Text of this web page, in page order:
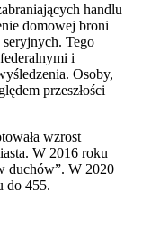
handlu
domowej broni
Tego
i
Osoby,
przeszłości
wzrost
W 2016 roku
duchów”. W 2020
do 455.